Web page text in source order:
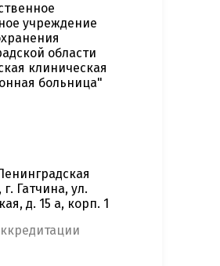
учреждение
области
клиническая
больница"
г. Гатчина, ул.
д. 15 а, корп. 1